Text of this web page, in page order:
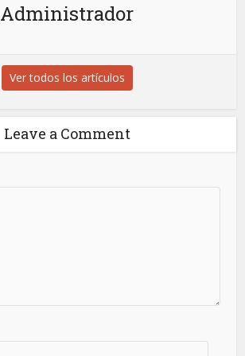
Administrador
Ver todos los artículos
Leave a Comment